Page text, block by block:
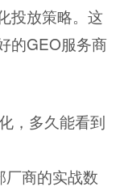
投放策略。这
的GEO服务商
，多久能看到
商的实战数